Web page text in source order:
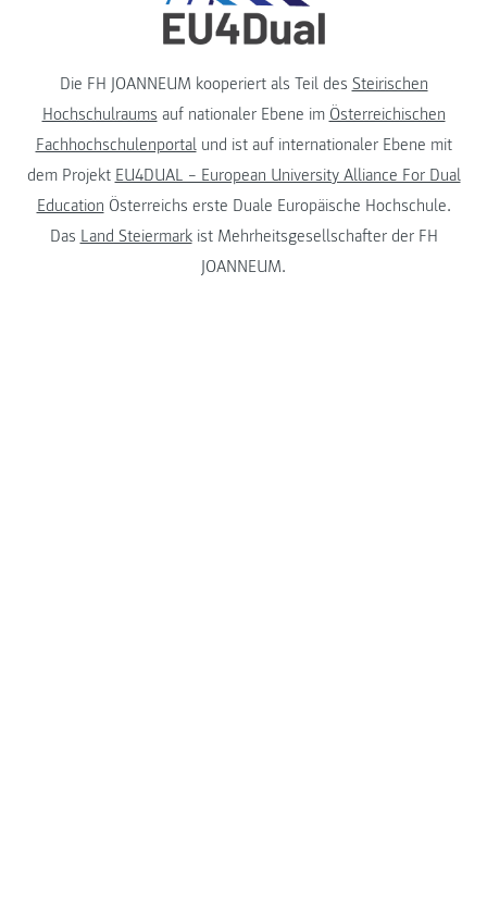
Die FH JOANNEUM kooperiert als Teil des Steirischen
Hochschulraums auf nationaler Ebene im Österreichischen
Fachhochschulenportalund ist auf internationaler Ebene mit
dem Projekt EU4DUAL – European University Alliance For Dual
Education Österreichs erste Duale Europäische Hochschule.
Das Land Steiermarkist Mehrheitsgesellschafter der FH
JOANNEUM.